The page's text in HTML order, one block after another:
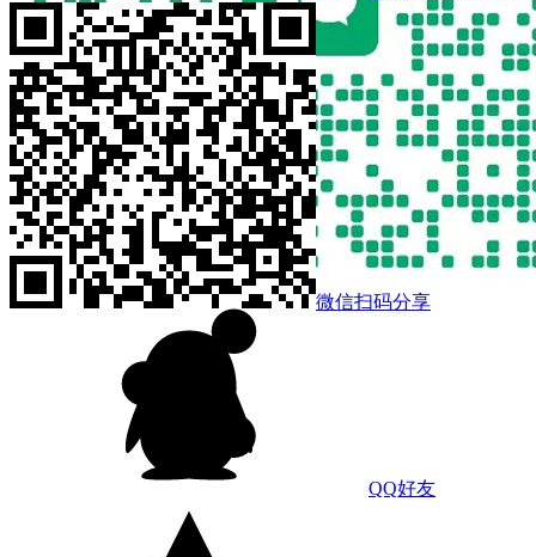
微信扫码分享
QQ好友